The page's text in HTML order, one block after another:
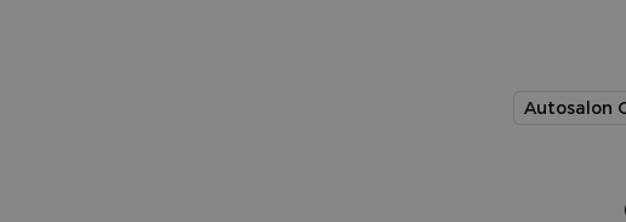
Autosalon